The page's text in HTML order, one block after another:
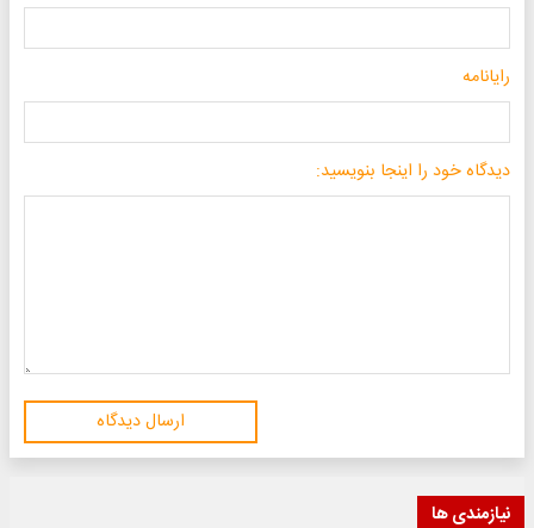
رایانامه
دیدگاه خود را اینجا بنویسید:
ارسال دیدگاه
نیازمندی ها